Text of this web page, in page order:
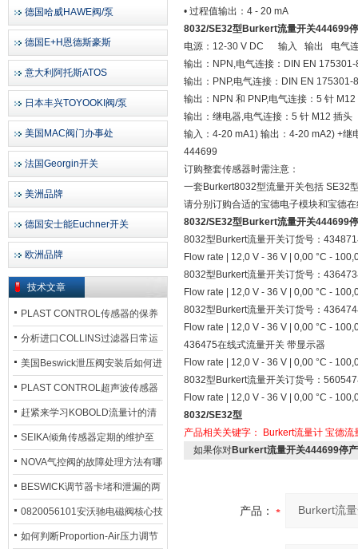
德国哈威HAWE阀/泵
德国E+H恩德斯豪斯
意大利阿托斯ATOS
日本丰兴TOYOOKI阀/泵
美国MAC阀门办事处
法国Georgin开关
美洲品牌
德国安士能Euchner开关
欧洲品牌
技术文章
PLAST CONTROL传感器的保养
方法
分析进口COLLINS过滤器日常运
行排污步骤
美国Beswick泄压阀安装后如何进
行调试?
PLAST CONTROL超声波传感器
工作原理了解吗？
赶紧来学习KOBOLD流量计的清
洗流程吧
SEIKA倾角传感器定期的维护至
关重要
NOVA气控阀的故障处理方法有哪
些？
BESWICK调节器卡堵和泄漏的两
大问题解决措施
0820056101安沃驰电磁阀核心技
术参数
如何判断Proportion-Air压力调节
• 过程值输出：4 - 20 mA
8032/SE32型Burkert流量开关444699
电源：12-30 V DC 输入 输出 电气
输出：NPN,电气连接：DIN EN
输出：PNP,电气连接：DIN EN
输出：NPN 和 PNP,电气连接：5 针
输出：继电器,电气连接：5 针 M12 插
输入：4-20 mA1) 输出：4-20 mA2) +继
444699
订购整套传感器时需注意：
一套Burkert8032型流量开关包括 SE32
请分别订购合适的宝德电子模块和宝德
8032/SE32型Burkert流量开关444699
8032型Burkert流量开关订货号：
Flow rate | 12,0 V - 36 V | 0,00 °C -
8032型Burkert流量开关订货号：
Flow rate | 12,0 V - 36 V | 0,00 °C -
8032型Burkert流量开关订货号：
Flow rate | 12,0 V - 36 V | 0,00 °C -
436475在线式流量开关 带显示器
Flow rate | 12,0 V - 36 V | 0,00 °C -
8032型Burkert流量开关订货号：
Flow rate | 12,0 V - 36 V | 0,00 °C -
8032/SE32型
产品相关关键字：
Burkert流量计 宝德流
如果你对Burkert流量开关444699停
产品：